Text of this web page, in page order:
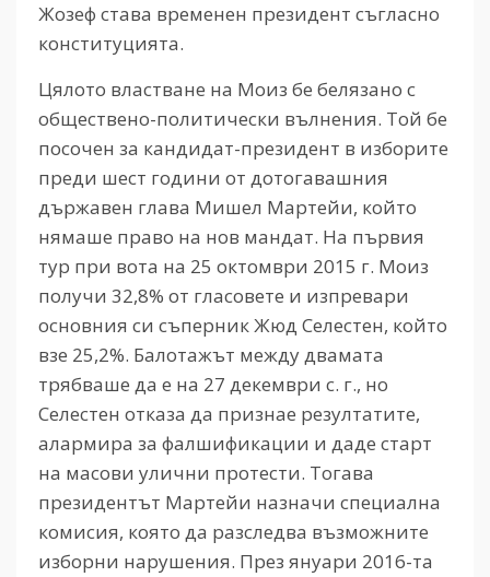
Жозеф става временен президент съгласно
конституцията.
Цялото властване на Моиз бе белязано с
обществено-политически вълнения. Той бе
посочен за кандидат-президент в изборите
преди шест години от дотогавашния
държавен глава Мишел Мартейи, който
нямаше право на нов мандат. На първия
тур при вота на 25 октомври 2015 г. Моиз
получи 32,8% от гласовете и изпревари
основния си съперник Жюд Селестен, който
взе 25,2%. Балотажът между двамата
трябваше да е на 27 декември с. г., но
Селестен отказа да признае резултатите,
алармира за фалшификации и даде старт
на масови улични протести. Тогава
президентът Мартейи назначи специална
комисия, която да разследва възможните
изборни нарушения. През януари 2016-та